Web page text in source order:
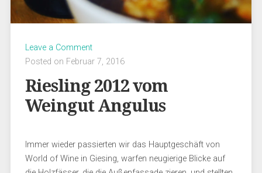
Leave a Comment
Posted on Februar 7, 2016
Riesling 2012 vom
Weingut Angulus
Immer wieder passierten wir das Hauptgeschäft von
World of Wine in Giesing, warfen neugierige Blicke auf